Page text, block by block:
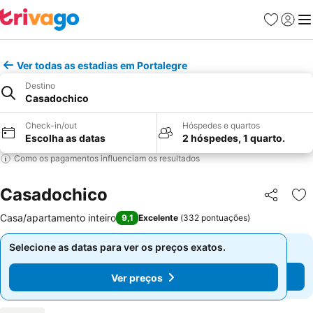
Favoritos
Iniciar
Ver todas as estadias em Portalegre
Destino
Casadochico
Check-in/out
Escolha as datas
Hóspedes e quartos
2 hóspedes, 1 quarto.
Como os pagamentos influenciam os resultados
Casadochico Partilhar
Casa/apartamento inteiro 9,1 Excelente (332 pontuações)
Selecione as datas para ver os preços exatos.
Ver preços
Selecione as datas para ver os preços exatos.
Ver preços